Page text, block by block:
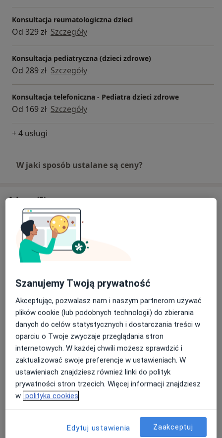
Konsultacja reumatologiczna dzieci
Od 329 zł Szczegóły
Konsultacja pediatryczna (dzieci zdrowe)
Od 289 zł Szczegóły
Konsultacja telefoniczna - Pediatra dzieci zdrowe
Od 169 zł Szczegóły
+ 4 usługi
W jaki sposób ustalane są ceny?
Adresy (5)
Adres 1 Adres 2
Centrum Medyczne LUX MED - Wrocław, ul.
Piotra Skargi 3, Stare Miasto, 50-082
Powiększ mapęotwiera się w nowej karcie
Dostępność
Pokaż kalendarz
Metody płatności (wizyty prywatne)
Gotówka
Szanujemy Twoją prywatność
Akceptując, pozwalasz nam i naszym partnerom używać
plików cookie (lub podobnych technologii) do zbierania
danych do celów statystycznych i dostarczania treści w
oparciu o Twoje zwyczaje przeglądania stron
internetowych. W każdej chwili możesz sprawdzić i
zaktualizować swoje preferencje w ustawieniach. W
ustawieniach znajdziesz również linki do polityk
prywatności stron trzecich. Więcej informacji znajdziesz
w polityka cookies
Edytuj ustawienia Zaakceptuj